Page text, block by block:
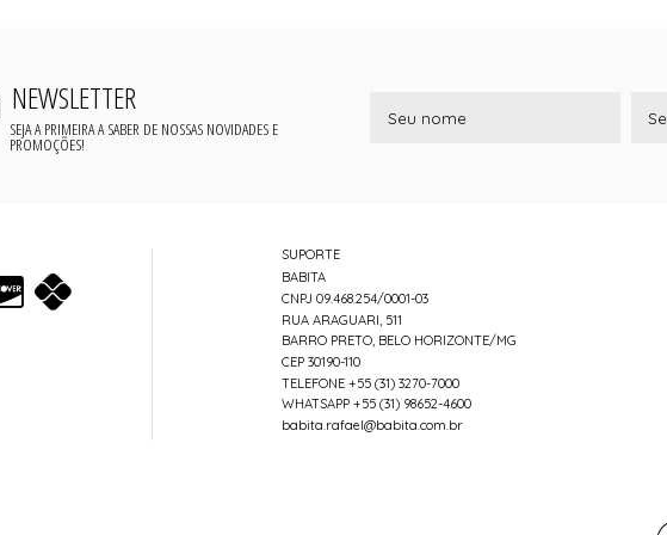
NEWSLETTER
SEJA A PRIMEIRA A SABER DE NOSSAS NOVIDADES E
PROMOÇÕES!
SUPORTE
BABITA
CNPJ 09.468.254/0001-03
RUA ARAGUARI, 511
BARRO PRETO, BELO HORIZONTE/MG
CEP 30190-110
TELEFONE +55 (31) 3270-7000
WHATSAPP +55 (31) 98652-4600
babita.rafael@babita.com.br